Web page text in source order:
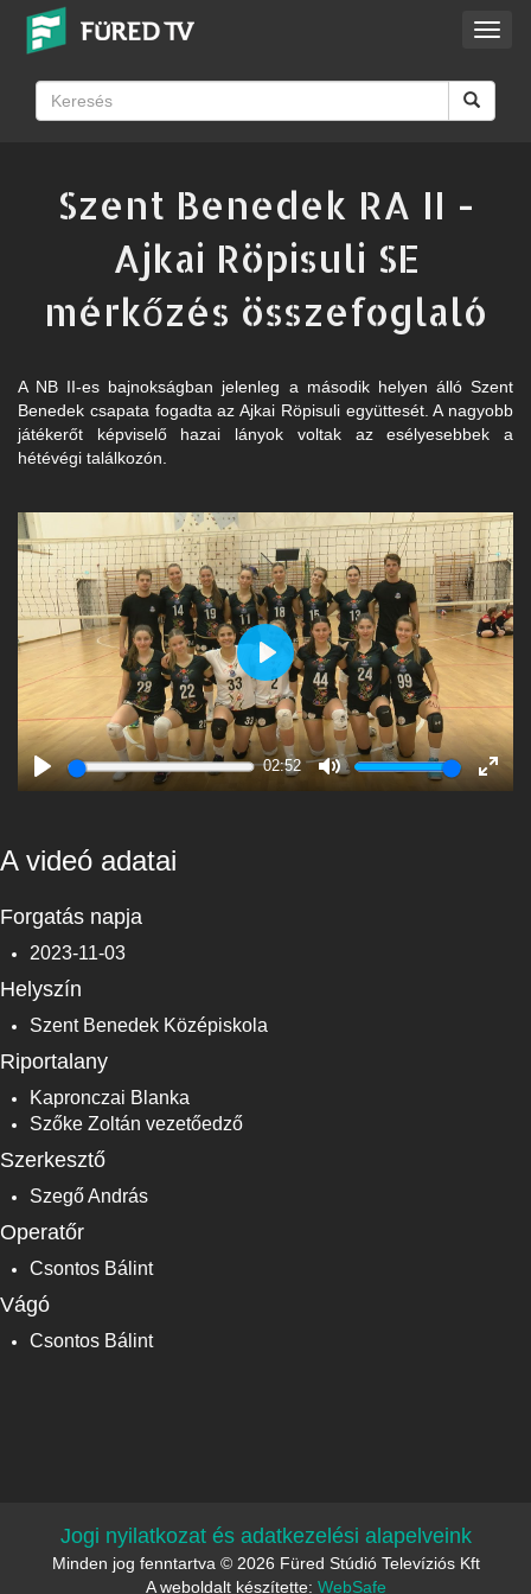
Szent Benedek RA II -
Ajkai Röpisuli SE
mérkőzés összefoglaló
A NB II-es bajnokságban jelenleg a második helyen álló Szent
Benedek csapata fogadta az Ajkai Röpisuli együttesét. A nagyobb
játékerőt képviselő hazai lányok voltak az esélyesebbek a
hétévégi találkozón.
Play
02:52
Mute
Enter
Play
A videó adatai
Forgatás napja
2023-11-03
Helyszín
Szent Benedek Középiskola
Riportalany
Kapronczai Blanka
Szőke Zoltán vezetőedző
Szerkesztő
Szegő András
Operatőr
Csontos Bálint
Vágó
Csontos Bálint
Jogi nyilatkozat és adatkezelési alapelveink
Minden jog fenntartva © 2026 Füred Stúdió Televíziós Kft
A weboldalt készítette: WebSafe